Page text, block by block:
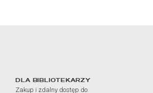
DLA BIBLIOTEKARZY
Zakup i zdalny dostęp do